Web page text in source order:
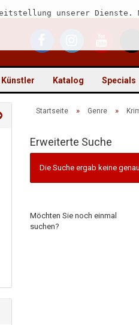
unserer
Künstler Katalog Specials
Startseite » Genre »
Erweiterte Suche
Die Suche ergab keine
Möchten Sie noch einmal
suchen?